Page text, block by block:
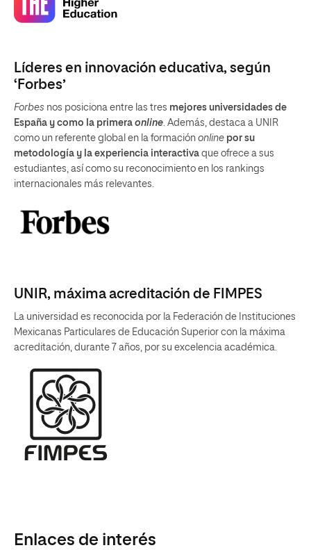
Líderes en innovación educativa, según
‘Forbes’
Forbes nos posiciona entre las tres mejores universidades de
España y como la primera online. Además, destaca a UNIR
como un referente global en la formación online por su
metodología y la experiencia interactiva que ofrece a sus
estudiantes, así como su reconocimiento en los rankings
internacionales más relevantes.
UNIR, máxima acreditación de FIMPES
La universidad es reconocida por la Federación de Instituciones
Mexicanas Particulares de Educación Superior con la máxima
acreditación, durante 7 años, por su excelencia académica.
Enlaces de interés